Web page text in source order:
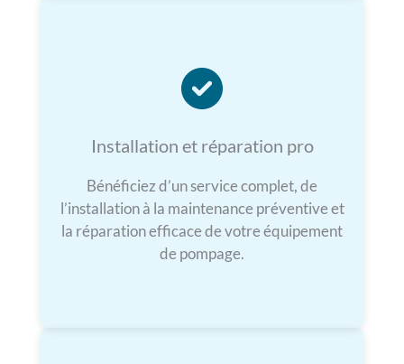
Installation et réparation pro
Bénéficiez d’un service complet, de
l’installation à la maintenance préventive et
la réparation efficace de votre équipement
de pompage.